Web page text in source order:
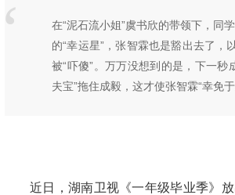
在“泥石流小姐”虞书欣的带领下，同
的“幸运星”，张智霖也是豁出去了，
被“吓傻”。万万没想到的是，下一秒
夫宝”拖住成毅，这才使张智霖“幸免于
近日，湖南卫视《一年级毕业季》